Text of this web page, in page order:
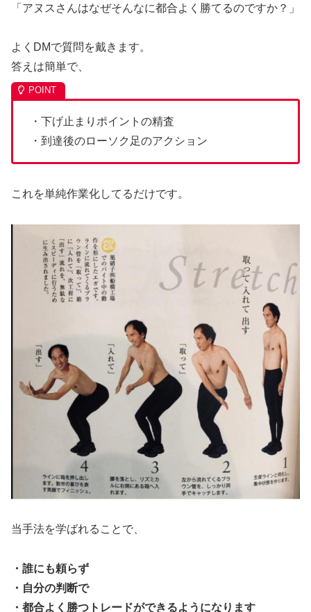
「アヌスさんはなぜそんなに都合よく勝てるのですか？」
よくDMで質問を戴きます。
答えは簡単で、
・下げ止まりポイントの精査
・到達後のローソク足のアクション
これを単純作業化してるだけです。
当手法を学ばれることで、
・誰にも頼らず
・自分の判断で
・都合よく勝つトレードができるようになります